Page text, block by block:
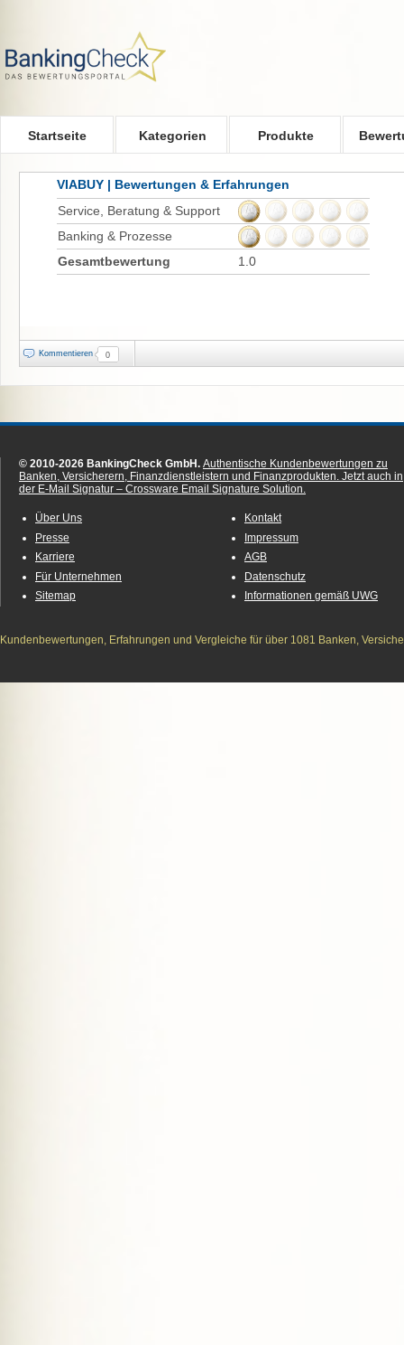
Startseite Kategorien Produkte
VIABUY | Bewertungen & Erfahrungen
Service, Beratung & Support
Banking & Prozesse
Gesamtbewertung
1.0
Kommentieren 0
© 2010-2026 BankingCheck GmbH. Authentische Kundenbewertungen zu
Banken, Versicherern, Finanzdienstleistern und Finanzprodukten. Jetzt auch in
der E-Mail Signatur – Crossware Email Signature Solution.
Über Uns
Presse
Karriere
Für Unternehmen
Sitemap
Kontakt
Impressum
AGB
Datenschutz
Informationen gemäß UWG
Kundenbewertungen, Erfahrungen und Vergleiche für über 1081 Banken,